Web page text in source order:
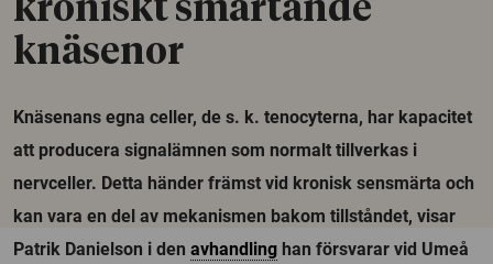
kroniskt smärtande
knäsenor
Knäsenans egna celler, de s. k. tenocyterna, har kapacitet
att producera signalämnen som normalt tillverkas i
nervceller. Detta händer främst vid kronisk sensmärta och
kan vara en del av mekanismen bakom tillståndet, visar
Patrik Danielson i den avhandling han försvarar vid Umeå